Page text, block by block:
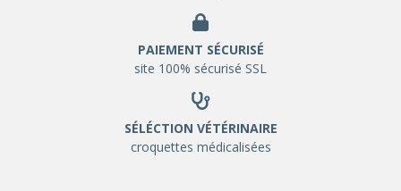
PAIEMENT SÉCURISÉ
site 100% sécurisé SSL
SÉLÉCTION VÉTÉRINAIRE
croquettes médicalisées